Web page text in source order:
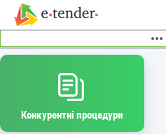
Конкурентні процедури